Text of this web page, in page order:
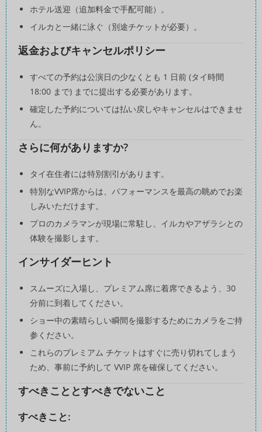
ホテル送迎（追加料金で手配可能）。
イルカと一緒に泳ぐ（別途チケットが必要）。
返金およびキャンセルポリシー
すべての予約は公演日の少なくとも 1 日前 (タイ時間
18:00 まで) までに提出する必要があります。
確定した予約については払い戻しやキャンセルはできませ
ん。
さらに何がありますか?
タイ在住者には特別割引があります。
特別なVVIP席からは、パフォーマンスを最高の眺めでお楽
しみいただけます。
プロのカメラマンが現場に常駐し、イルカやアザラシとの
体験を撮影します。
インサイダーヒント
スムーズに入場し、プレミアム席に着席できるよう、30
分前に到着してください。
ショー中の素晴らしい瞬間を撮影するためにカメラをご持
参ください。
これらのプレミアム チケットはすぐに売り切れてしまう
ため、事前に予約して VVIP 席を確保してください。
すべきこととすべきでないこと
すべきこと: